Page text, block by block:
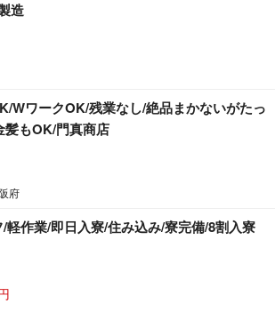
造
WワークOK/残業なし/絶品まかないがたっ
髪もOK/門真商店
府
軽作業/即日入寮/住み込み/寮完備/8割入寮